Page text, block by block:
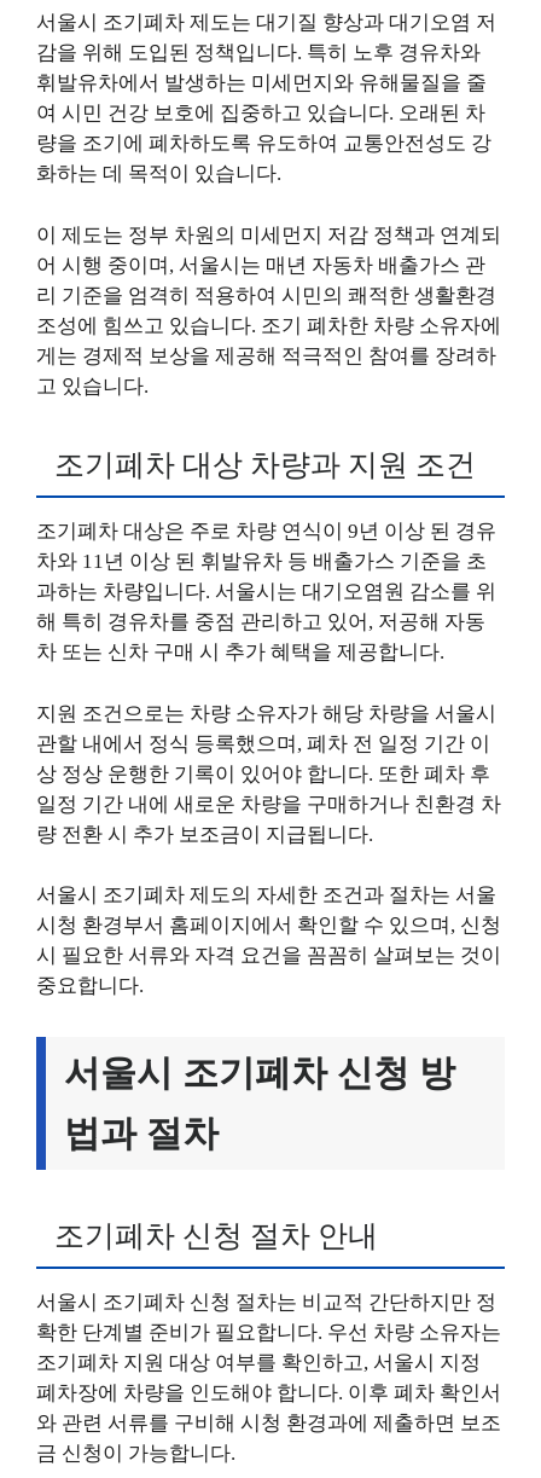
서울시 조기폐차 제도는 대기질 향상과 대기오염 저
감을 위해 도입된 정책입니다. 특히 노후 경유차와
휘발유차에서 발생하는 미세먼지와 유해물질을 줄
여 시민 건강 보호에 집중하고 있습니다. 오래된 차
량을 조기에 폐차하도록 유도하여 교통안전성도 강
화하는 데 목적이 있습니다.
이 제도는 정부 차원의 미세먼지 저감 정책과 연계되
어 시행 중이며, 서울시는 매년 자동차 배출가스 관
리 기준을 엄격히 적용하여 시민의 쾌적한 생활환경
조성에 힘쓰고 있습니다. 조기 폐차한 차량 소유자에
게는 경제적 보상을 제공해 적극적인 참여를 장려하
고 있습니다.
조기폐차 대상 차량과 지원 조건
조기폐차 대상은 주로 차량 연식이 9년 이상 된 경유
차와 11년 이상 된 휘발유차 등 배출가스 기준을 초
과하는 차량입니다. 서울시는 대기오염원 감소를 위
해 특히 경유차를 중점 관리하고 있어, 저공해 자동
차 또는 신차 구매 시 추가 혜택을 제공합니다.
지원 조건으로는 차량 소유자가 해당 차량을 서울시
관할 내에서 정식 등록했으며, 폐차 전 일정 기간 이
상 정상 운행한 기록이 있어야 합니다. 또한 폐차 후
일정 기간 내에 새로운 차량을 구매하거나 친환경 차
량 전환 시 추가 보조금이 지급됩니다.
서울시 조기폐차 제도의 자세한 조건과 절차는 서울
시청 환경부서 홈페이지에서 확인할 수 있으며, 신청
시 필요한 서류와 자격 요건을 꼼꼼히 살펴보는 것이
중요합니다.
서울시 조기폐차 신청 방
법과 절차
조기폐차 신청 절차 안내
서울시 조기폐차 신청 절차는 비교적 간단하지만 정
확한 단계별 준비가 필요합니다. 우선 차량 소유자는
조기폐차 지원 대상 여부를 확인하고, 서울시 지정
폐차장에 차량을 인도해야 합니다. 이후 폐차 확인서
와 관련 서류를 구비해 시청 환경과에 제출하면 보조
금 신청이 가능합니다.